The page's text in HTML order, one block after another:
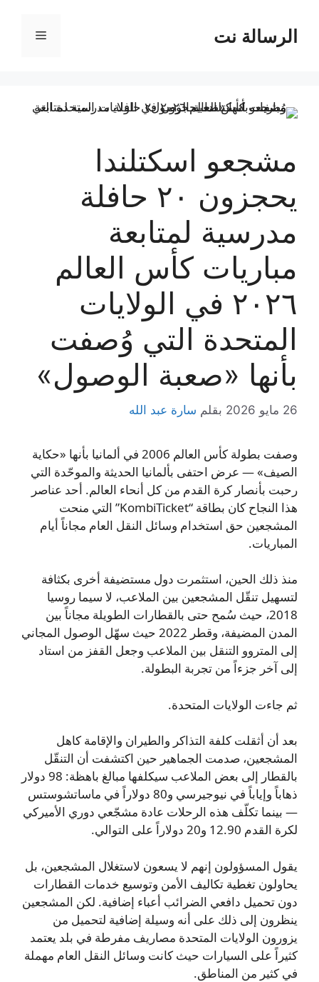
المحتوىالرسالة نت القائمة
مشجعو اسكتلندا
يحجزون ٢٠ حافلة
مدرسية لمتابعة
مباريات كأس العالم
٢٠٢٦ في الولايات
المتحدة التي وُصفت
بأنها «صعبة الوصول»
26 مايو 2026 بقلم سارة عبد الله
وصفت بطولة كأس العالم 2006 في ألمانيا بأنها «حكاية
الصيف» — عرض احتفى بألمانيا الحديثة والموحّدة التي
رحبت بأنصار كرة القدم من كل أنحاء العالم. أحد عناصر
هذا النجاح كان بطاقة “KombiTicket” التي منحت
المشجعين حق استخدام وسائل النقل العام مجاناً أيام
المباريات.
منذ ذلك الحين، استثمرت دول مستضيفة أخرى بكثافة
لتسهيل تنقّل المشجعين بين الملاعب، لا سيما روسيا
2018، حيث سُمح حتى بالقطارات الطويلة مجاناً بين
المدن المضيفة، وقطر 2022 حيث سهّل الوصول المجاني
إلى المتروو التنقل بين الملاعب وجعل القفز من استاد
إلى آخر جزءاً من تجربة البطولة.
ثم جاءت الولايات المتحدة.
بعد أن أثقلت كلفة التذاكر والطيران والإقامة كاهل
المشجعين، صدمت الجماهير حين اكتشفت أن التنقّل
بالقطار إلى بعض الملاعب سيكلفها مبالغ باهظة: 98 دولار
ذهاباً وإياباً في نيوجيرسي و80 دولاراً في ماساتشوستس
— بينما تكلّف هذه الرحلات عادة مشجّعي دوري الأميركي
لكرة القدم 12.90 و20 دولاراً على التوالي.
يقول المسؤولون إنهم لا يسعون لاستغلال المشجعين، بل
يحاولون تغطية تكاليف الأمن وتوسيع خدمات القطارات
دون تحميل دافعي الضرائب أعباء إضافية. لكن المشجعين
ينظرون إلى ذلك على أنه وسيلة إضافية لتحميل من
يزورون الولايات المتحدة مصاريف مفرطة في بلد يعتمد
كثيراً على السيارات حيث كانت وسائل النقل العام مهملة
في كثير من المناطق.